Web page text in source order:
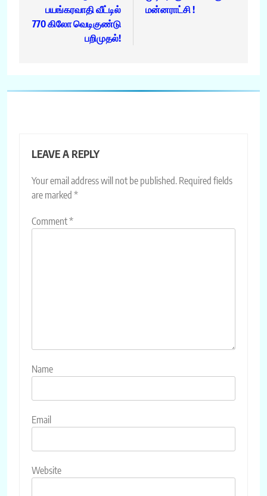
பயங்கரவாதி வீட்டில்
770 கிலோ வெடிகுண்டு
பறிமுதல்!
மன்னராட்சி !
LEAVE A REPLY
Your email address will not be published. Required fields
are marked *
Comment*
Name
Email
Website